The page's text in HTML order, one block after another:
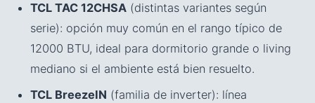
TCL TAC 12CHSA (distintas variantes según
serie): opción muy común en el rango típico de
12000 BTU, ideal para dormitorio grande o living
mediano si el ambiente está bien resuelto.
TCL BreezeIN (familia de inverter): línea